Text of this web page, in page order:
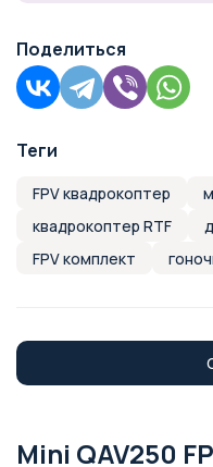
Поделиться
Теги
FPV квадрокоптер
квадрокоптер RTF
FPV комплект
Mini QAV250